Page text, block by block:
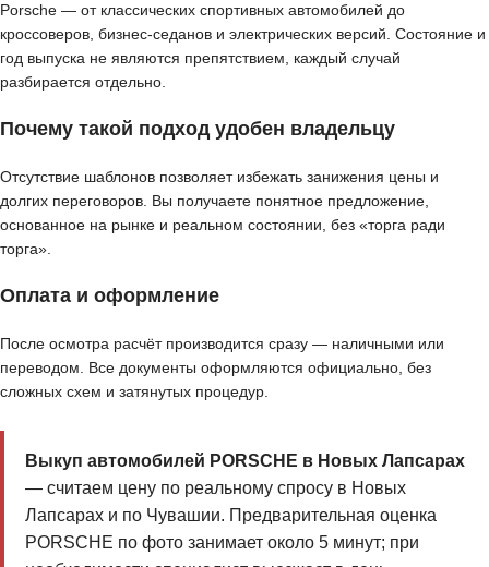
Porsche — от классических спортивных автомобилей до
кроссоверов, бизнес-седанов и электрических версий. Состояние и
год выпуска не являются препятствием, каждый случай
разбирается отдельно.
Почему такой подход удобен владельцу
Отсутствие шаблонов позволяет избежать занижения цены и
долгих переговоров. Вы получаете понятное предложение,
основанное на рынке и реальном состоянии, без «торга ради
торга».
Оплата и оформление
После осмотра расчёт производится сразу — наличными или
переводом. Все документы оформляются официально, без
сложных схем и затянутых процедур.
Выкуп автомобилей PORSCHE в Новых Лапсарах
— считаем цену по реальному спросу в Новых
Лапсарах и по Чувашии. Предварительная оценка
PORSCHE по фото занимает около 5 минут; при